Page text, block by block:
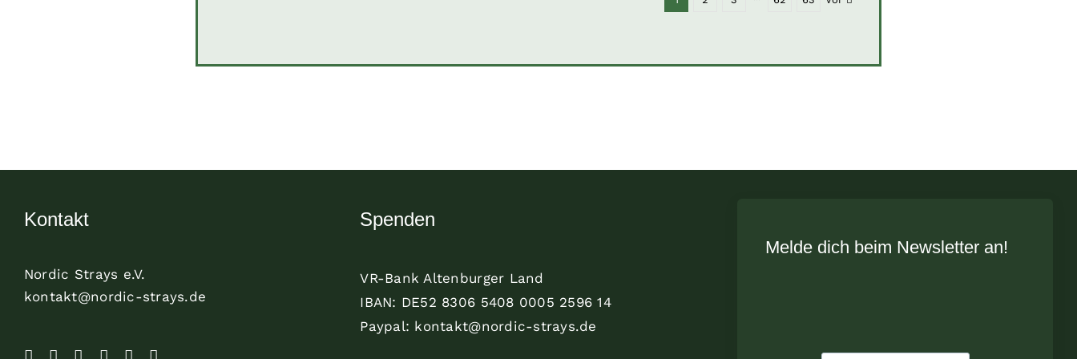
Kontakt
Nordic Strays e.V.
kontakt@nordic-strays.de
Spenden
VR-Bank Altenburger Land
IBAN: DE52 8306 5408 0005 2596 14
Paypal: kontakt@nordic-strays.de
Melde dich beim Newsletter an!